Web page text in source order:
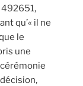
qu’« il ne
le
une